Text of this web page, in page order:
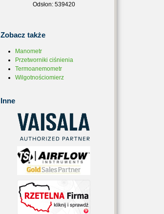
Odsłon: 539420
Zobacz także
Manometr
Przetworniki ciśnienia
Termoanemometr
Wilgotnościomierz
Inne